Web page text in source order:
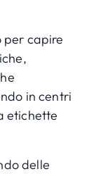
per capire
in centri
etichette
delle